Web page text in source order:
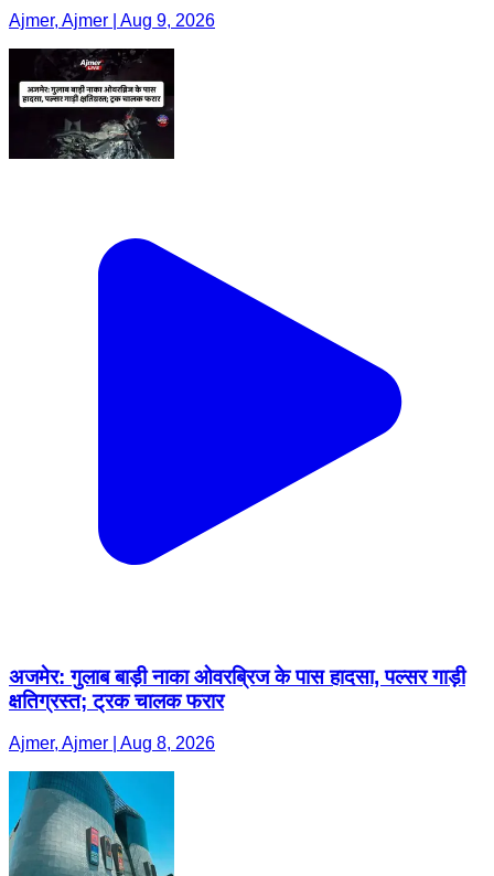
Ajmer, Ajmer | Aug 9, 2026
अजमेर: गुलाब बाड़ी नाका ओवरब्रिज के पास हादसा, पल्सर गाड़ी
क्षतिग्रस्त; ट्रक चालक फरार
Ajmer, Ajmer | Aug 8, 2026